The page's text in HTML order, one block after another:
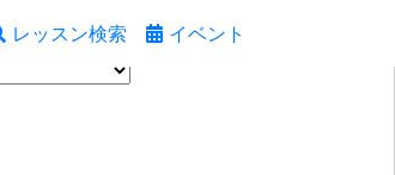
レッスン検索 イベント